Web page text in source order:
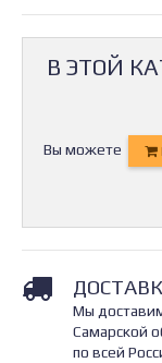
В ЭТОЙ
Вы можете
Мы
Самарской
по всей